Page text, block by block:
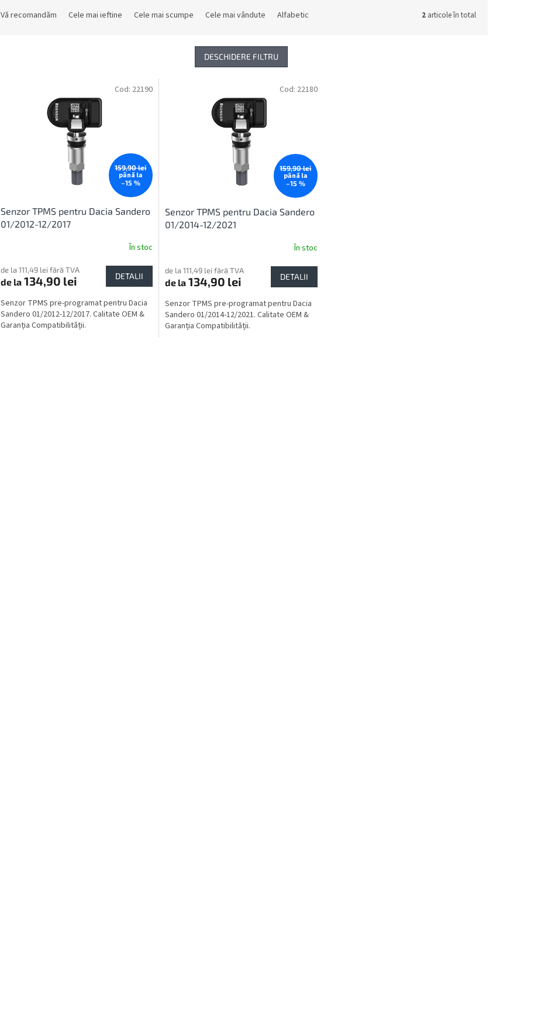
Vă recomandăm Cele mai ieftine Cele mai scumpe Cele mai vândute Alfabetic 2 articole în total
DESCHIDERE FILTRU
159,90 lei
până la
–15 %
Senzor TPMS pentru Dacia Sandero
01/2012-12/2017
În stoc
de la 111,49 lei fără TVA
de la 134,90 lei DETALII
Senzor TPMS pre-programat pentru Dacia
Sandero 01/2012-12/2017. Calitate OEM &
Garanția Compatibilității.
Cod: 22190
159,90 lei
până la
–15 %
Senzor TPMS pentru Dacia Sandero
01/2014-12/2021
În stoc
de la 111,49 lei fără TVA
de la134,90 lei DETALII
Senzor TPMS pre-programat pentru Dacia
Sandero 01/2014-12/2021. Calitate OEM &
Garanția Compatibilității.
Cod: 22180